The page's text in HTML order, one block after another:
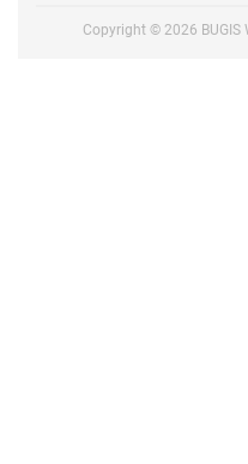
Copyright © 2026